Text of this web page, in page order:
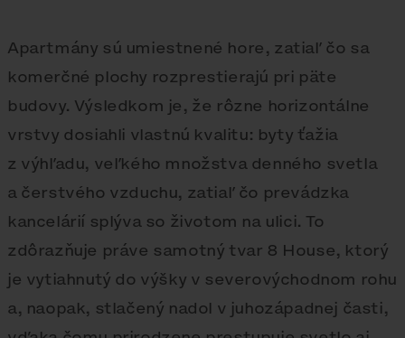
Apartmány sú umiestnené hore, zatiaľ čo sa
komerčné plochy rozprestierajú pri päte
budovy. Výsledkom je, že rôzne horizontálne
vrstvy dosiahli vlastnú kvalitu: byty ťažia
z výhľadu, veľkého množstva denného svetla
a čerstvého vzduchu, zatiaľ čo prevádzka
kancelárií splýva so životom na ulici. To
zdôrazňuje práve samotný tvar 8 House, ktorý
je vytiahnutý do výšky v severovýchodnom rohu
a, naopak, stlačený nadol v juhozápadnej časti,